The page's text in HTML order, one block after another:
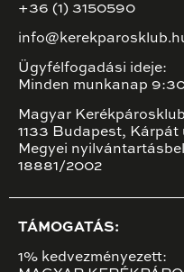
+36 (1) 3150590
Ügyfélfogadási ideje:
Minden munkanap
Magyar
1133 Budapest, Kárpát
Megyei
18881/2002
TÁMOGATÁS:
1% kedvezményezett: